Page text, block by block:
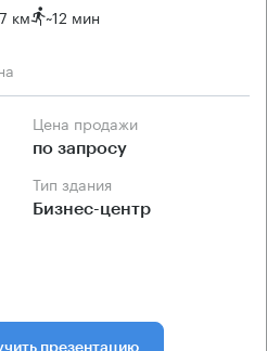
км ~12 мин
Цена продажи
по запросу
Тип здания
Бизнес-центр
презентацию